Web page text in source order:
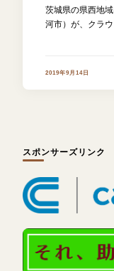
茨城県の県西地
河市）が、クラ
2019年9月14日
スポンサーズリンク